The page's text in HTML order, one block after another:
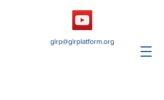
glrp@glrplatform.org